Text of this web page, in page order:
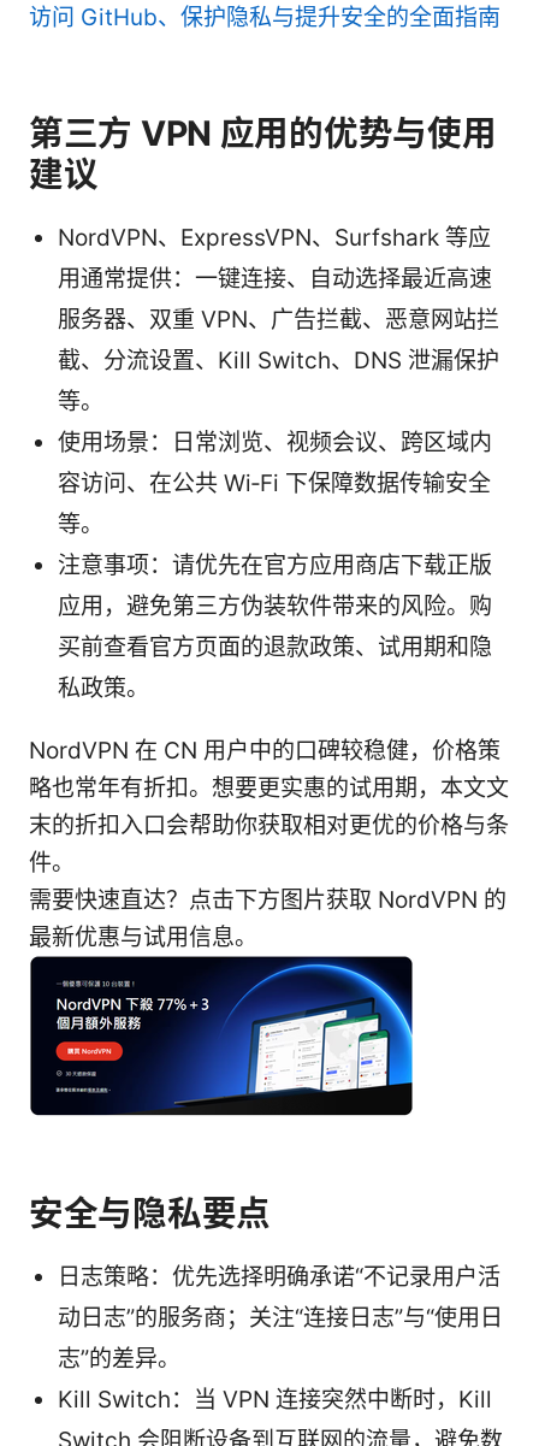
访问 GitHub、保护隐私与提升安全的全面指南
第三方 VPN 应用的优势与使用
建议
NordVPN、ExpressVPN、Surfshark 等应
用通常提供：一键连接、自动选择最近高速
服务器、双重 VPN、广告拦截、恶意网站拦
截、分流设置、Kill Switch、DNS 泄漏保护
等。
使用场景：日常浏览、视频会议、跨区域内
容访问、在公共 Wi‑Fi 下保障数据传输安全
等。
注意事项：请优先在官方应用商店下载正版
应用，避免第三方伪装软件带来的风险。购
买前查看官方页面的退款政策、试用期和隐
私政策。
NordVPN 在 CN 用户中的口碑较稳健，价格策
略也常年有折扣。想要更实惠的试用期，本文文
末的折扣入口会帮助你获取相对更优的价格与条
件。
需要快速直达？点击下方图片获取 NordVPN 的
最新优惠与试用信息。
安全与隐私要点
日志策略：优先选择明确承诺“不记录用户活
动日志”的服务商；关注“连接日志”与“使用日
志”的差异。
Kill Switch：当 VPN 连接突然中断时，Kill
Switch 会阻断设备到互联网的流量，避免数